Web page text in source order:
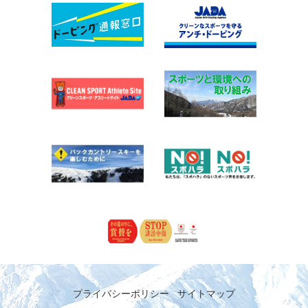
プライバシーポリシー サイトマップ